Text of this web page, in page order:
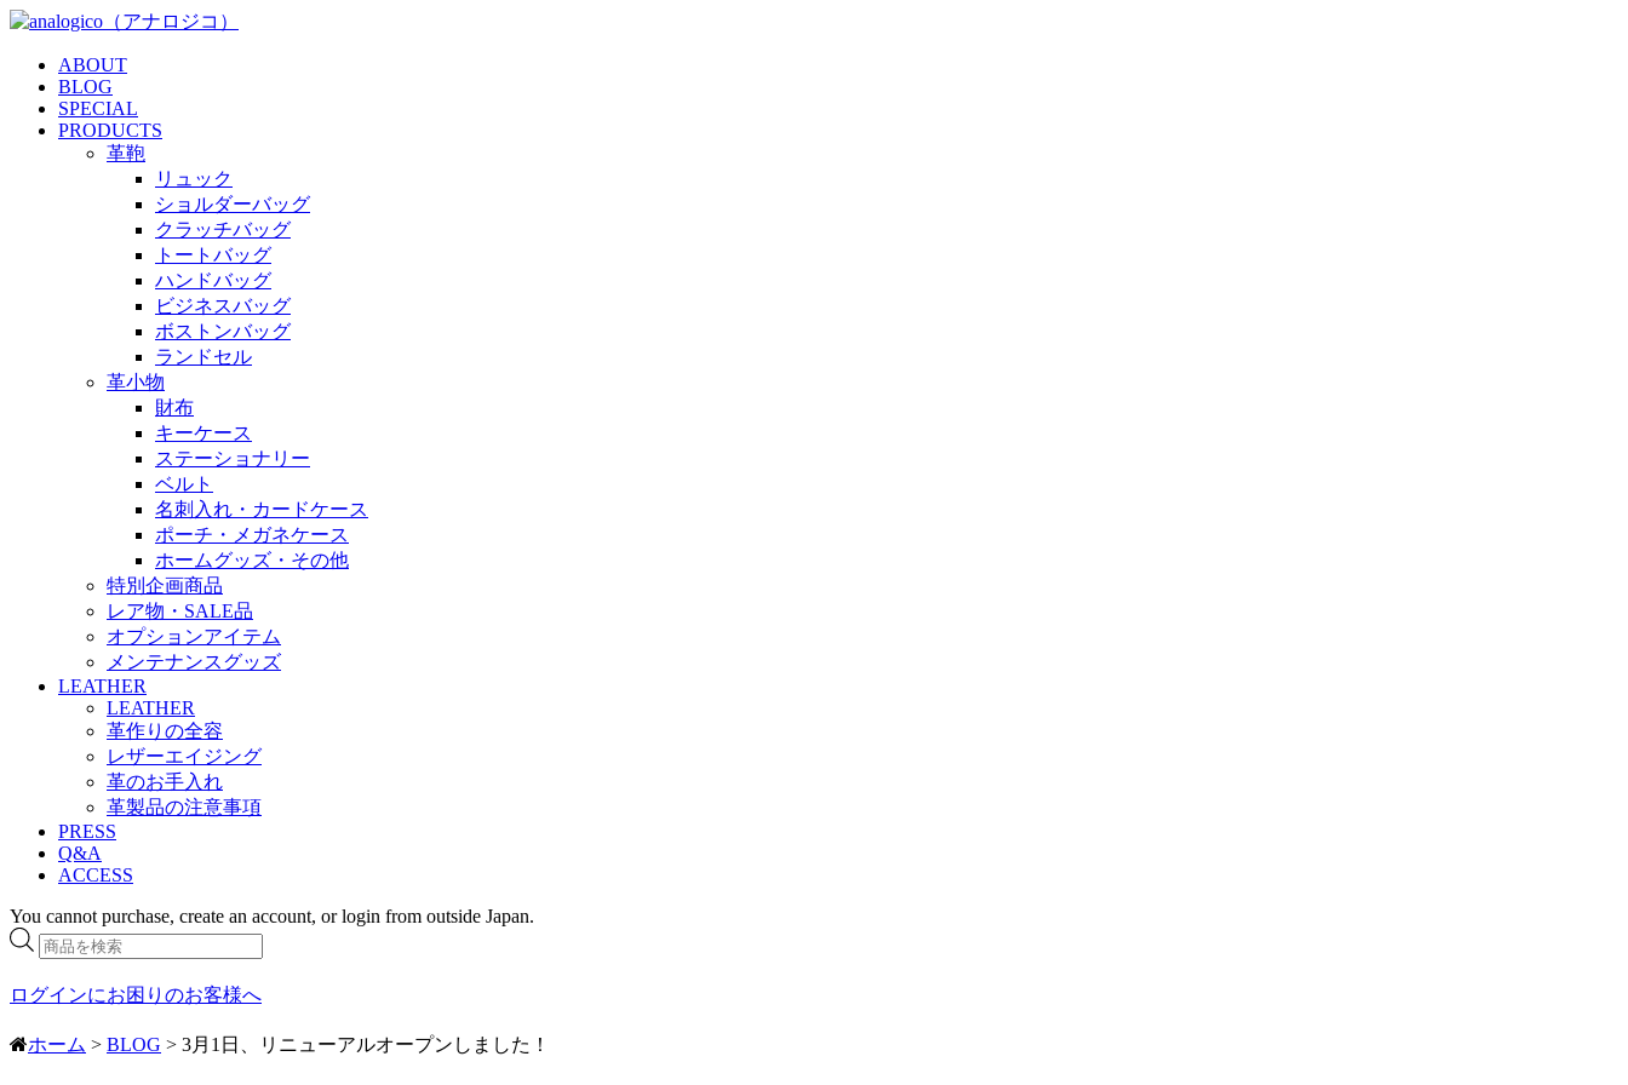
ABOUT
BLOG
SPECIAL
PRODUCTS
革鞄
リュック
ショルダーバッグ
クラッチバッグ
トートバッグ
ハンドバッグ
ビジネスバッグ
ボストンバッグ
ランドセル
革小物
財布
キーケース
ステーショナリー
ベルト
名刺入れ・カードケース
ポーチ・メガネケース
ホームグッズ・その他
特別企画商品
レア物・SALE品
オプションアイテム
メンテナンスグッズ
LEATHER
LEATHER
革作りの全容
レザーエイジング
革のお手入れ
革製品の注意事項
PRESS
Q&A
ACCESS
You cannot purchase, create an account, or login from outside Japan.
商
品
検
ログインにお困りのお客様へ
ホーム > BLOG > 3月1日、リニューアルオープンしました！